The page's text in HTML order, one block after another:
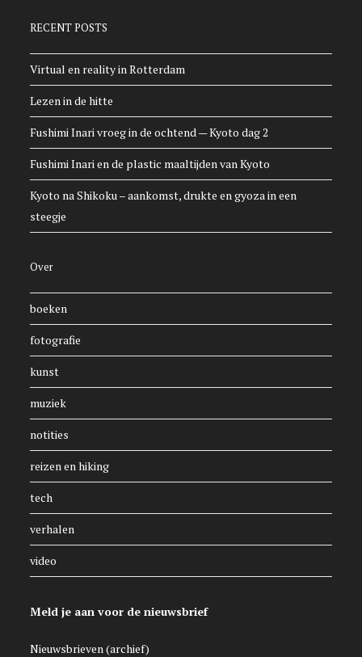
RECENT POSTS
Virtual en reality in Rotterdam
Lezen in de hitte
Fushimi Inari vroeg in de ochtend — Kyoto dag 2
Fushimi Inari en de plastic maaltijden van Kyoto
Kyoto na Shikoku – aankomst, drukte en gyoza in een
steegje
Over
boeken
fotografie
kunst
muziek
notities
reizen en hiking
tech
verhalen
video
Meld je aan voor de nieuwsbrief
Nieuwsbrieven (archief)